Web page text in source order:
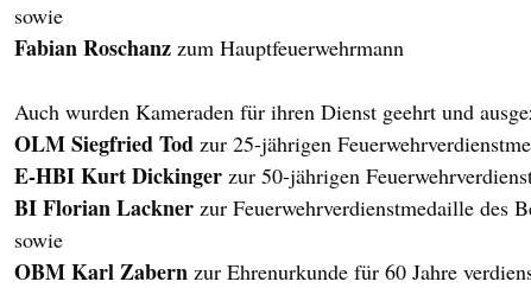
sowie
Fabian Roschanz zum Hauptfeuerwehrmann
Auch wurden Kameraden für ihren Dienst geehrt und
OLM Siegfried Tod zur 25-jährigen
E-HBI Kurt Dickinger zur 50-jährigen
BI Florian Lackner zur Feuerwehrverdienstmedaille des
sowie
OBM Karl Zabern zur Ehrenurkunde für 60 Jahre